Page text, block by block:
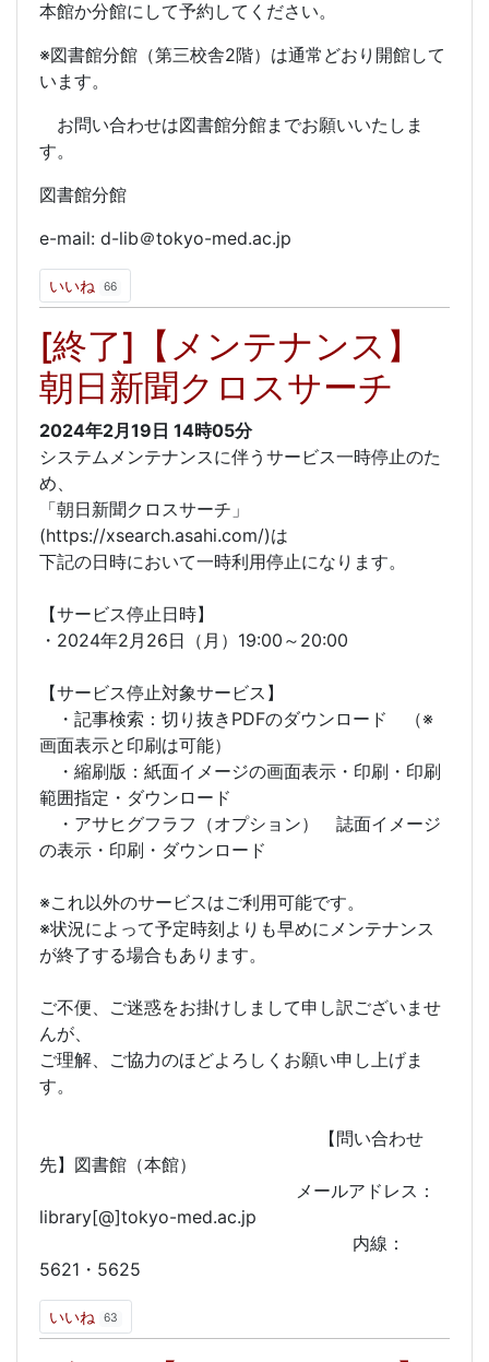
本館か分館にして予約してください。
※図書館分館（第三校舎2階）は通常どおり開館して
います。
お問い合わせは図書館分館までお願いいたしま
す。
図書館分館
e-mail: d-lib＠tokyo-med.ac.jp
いいね 66
[終了]【メンテナンス】
朝日新聞クロスサーチ
2024年2月19日 14時05分
システムメンテナンスに伴うサービス一時停止のた
め、
「朝日新聞クロスサーチ」
(https://xsearch.asahi.com/)は
下記の日時において一時利用停止になります。
【サービス停止日時】
・2024年2月26日（月）19:00～20:00
【サービス停止対象サービス】
・記事検索：切り抜きPDFのダウンロード （※
画面表示と印刷は可能）
・縮刷版：紙面イメージの画面表示・印刷・印刷
範囲指定・ダウンロード
・アサヒグフラフ（オプション） 誌面イメージ
の表示・印刷・ダウンロード
※これ以外のサービスはご利用可能です。
※状況によって予定時刻よりも早めにメンテナンス
が終了する場合もあります。
ご不便、ご迷惑をお掛けしまして申し訳ございませ
んが、
ご理解、ご協力のほどよろしくお願い申し上げま
す。
【問い合わせ
先】図書館（本館）
メールアドレス：
library[@]tokyo-med.ac.jp
内線：
5621・5625
いいね 63